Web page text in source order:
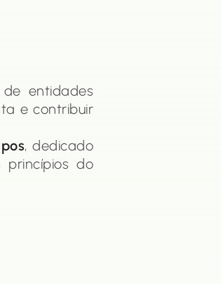
entidades
e contribuir
, dedicado
do